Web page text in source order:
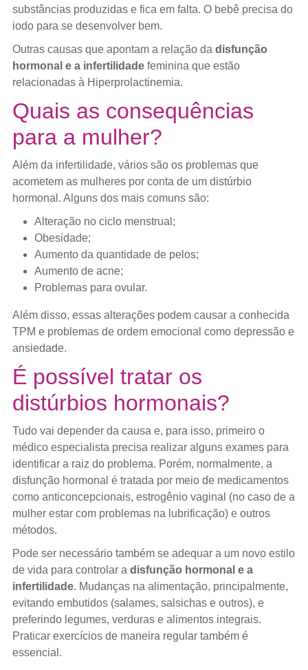
substâncias produzidas e fica em falta. O bebê precisa do
iodo para se desenvolver bem.
Outras causas que apontam a relação da disfunção
hormonal e a infertilidade feminina que estão
relacionadas à Hiperprolactinemia.
Quais as consequências
para a mulher?
Além da infertilidade, vários são os problemas que
acometem as mulheres por conta de um distúrbio
hormonal. Alguns dos mais comuns são:
Alteração no ciclo menstrual;
Obesidade;
Aumento da quantidade de pelos;
Aumento de acne;
Problemas para ovular.
Além disso, essas alterações podem causar a conhecida
TPM e problemas de ordem emocional como depressão e
ansiedade.
É possível tratar os
distúrbios hormonais?
Tudo vai depender da causa e, para isso, primeiro o
médico especialista precisa realizar alguns exames para
identificar a raiz do problema. Porém, normalmente, a
disfunção hormonal é tratada por meio de medicamentos
como anticoncepcionais, estrogênio vaginal (no caso de a
mulher estar com problemas na lubrificação) e outros
métodos.
Pode ser necessário também se adequar a um novo estilo
de vida para controlar a disfunção hormonal e a
infertilidade. Mudanças na alimentação, principalmente,
evitando embutidos (salames, salsichas e outros), e
preferindo legumes, verduras e alimentos integrais.
Praticar exercícios de maneira regular também é
essencial.